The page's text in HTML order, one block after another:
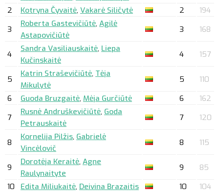
2
Kotryna Čyvaitė, Vakarė Siličytė 2
194
3
Roberta Gastevičiūtė, Agilė
Astapovičiūtė
3 168
4
Sandra Vasiliauskaitė, Liepa
Kučinskaitė
4 157
5
Katrin Straševičiūtė, Tėja
Mikulytė
5
110
6
Guoda Bruzgaitė, Mėja Gurčiūtė 6
162
7
Rusnė Andruškevičiūtė, Goda
Petrauskaitė
7 120
8
Kornelija Pilžis, Gabrielė
Vincėlovič
8 115
9
Dorotėja Keraitė, Agne
Raulynaityte
9
85
10
Edita Miliukaitė, Deivina Brazaitis 10
104